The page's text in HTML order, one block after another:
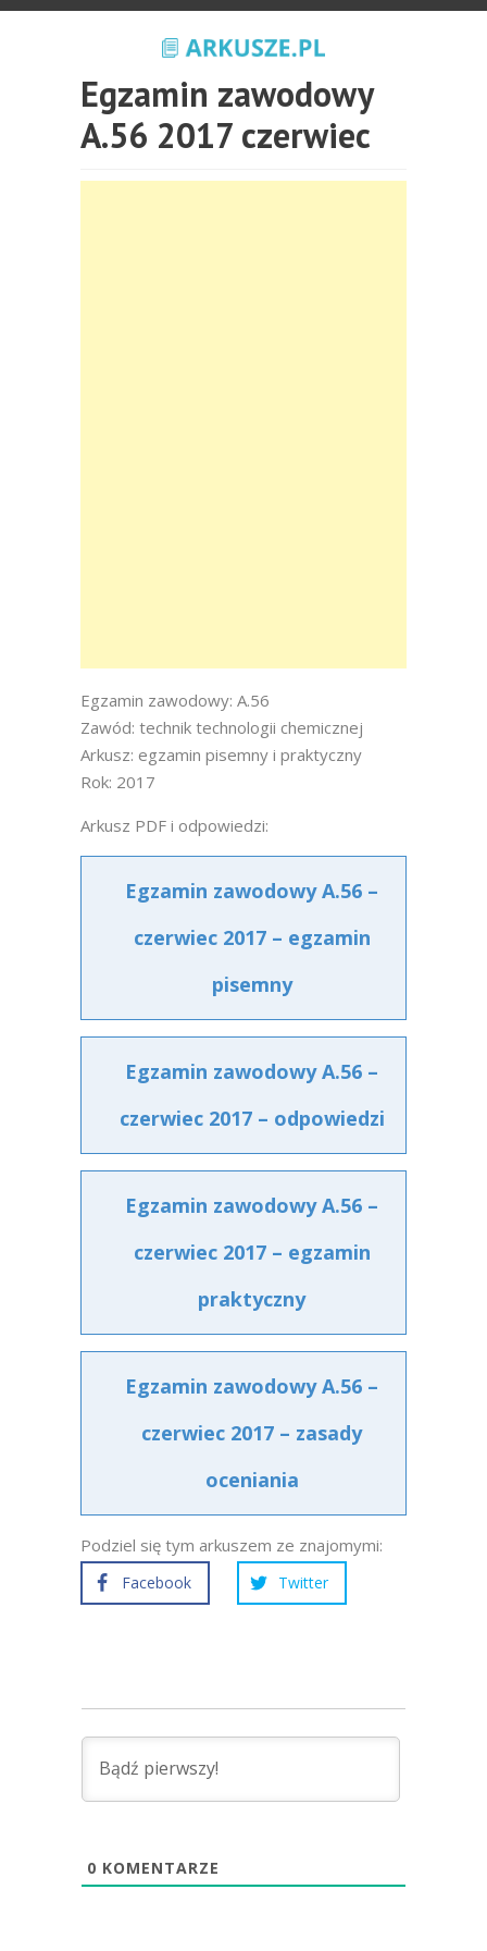
Egzamin zawodowy
A.56 2017 czerwiec
Egzamin zawodowy: A.56
Zawód: technik technologii chemicznej
Arkusz: egzamin pisemny i praktyczny
Rok: 2017
Arkusz PDF i odpowiedzi:
Egzamin zawodowy A.56 –
czerwiec 2017 – egzamin
pisemny
Egzamin zawodowy A.56 –
czerwiec 2017 – odpowiedzi
Egzamin zawodowy A.56 –
czerwiec 2017 – egzamin
praktyczny
Egzamin zawodowy A.56 –
czerwiec 2017 – zasady
oceniania
Podziel się tym arkuszem ze znajomymi:
Facebook Twitter
0 KOMENTARZE